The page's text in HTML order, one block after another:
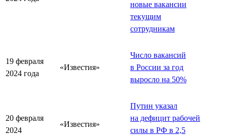
новые вакансии
текущим
сотрудникам
19 февраля
2024 года
«Известия»
Число вакансий
в России за год
выросло на 50%
20 февраля
2024
«Известия»
Путин указал
на дефицит рабочей
силы в РФ в 2,5